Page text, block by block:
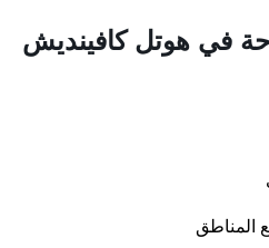
في هوتل كافينديش
المناطق